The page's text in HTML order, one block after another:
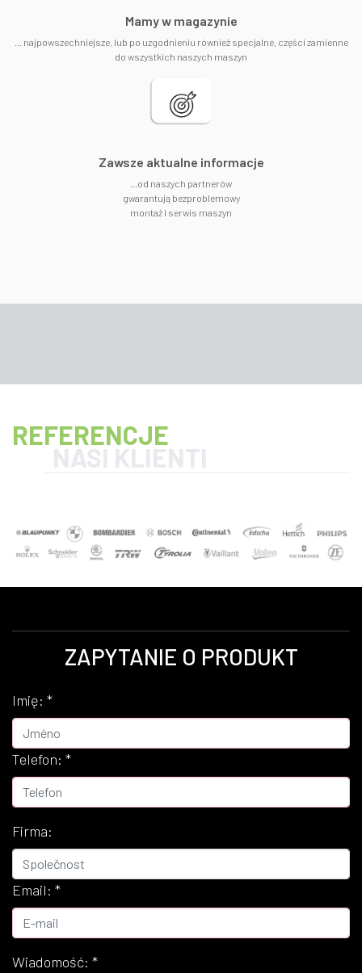
​Mamy w magazynie
... najpowszechniejsze, lub po uzgodnieniu również specjalne, części zamienne
do wszystkich naszych maszyn
​Zawsze aktualne informacje
...od naszych partnerów
gwarantują bezproblemowy
montaż i serwis maszyn
REFERENCJE
ZAPYTANIE O PRODUKT
Imię: *
Telefon: *
Firma:
Email: *
Wiadomość: *